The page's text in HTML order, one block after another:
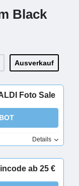
Black
Ausverkauf
Foto Sale
Details
ab 25 €